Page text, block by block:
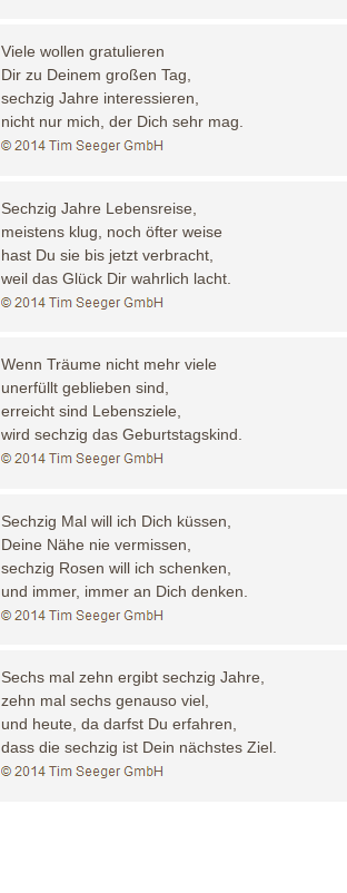
Viele wollen gratulieren
Dir zu Deinem großen Tag,
sechzig Jahre interessieren,
nicht nur mich, der Dich sehr mag.
Sechzig Jahre Lebensreise,
meistens klug, noch öfter weise
hast Du sie bis jetzt verbracht,
weil das Glück Dir wahrlich lacht.
Wenn Träume nicht mehr viele
unerfüllt geblieben sind,
erreicht sind Lebensziele,
wird sechzig das Geburtstagskind.
Sechzig Mal will ich Dich küssen,
Deine Nähe nie vermissen,
sechzig Rosen will ich schenken,
und immer, immer an Dich denken.
Sechs mal zehn ergibt sechzig Jahre,
zehn mal sechs genauso viel,
und heute, da darfst Du erfahren,
dass die sechzig ist Dein nächstes Ziel.